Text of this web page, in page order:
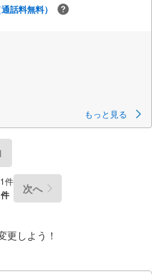
通話料無料）
、洗う・乾かす・しまうをその場で
幅に短縮します。
。
ラットプラス」を採用。
パワーボードNEXT」を採用。
集中できる静穏な環境です。
もっと見る
1件
件 次へ
更しよう！